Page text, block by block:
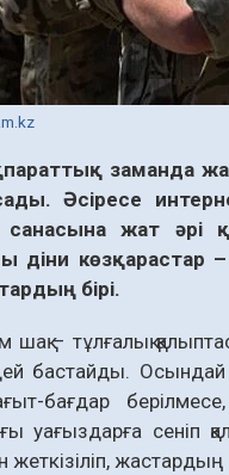
заманда
Әсіресе
жат әрі
діни көзқарастар
бірі.
шақ – тұлғалық
бастайды. Осындай
бағдар
уағыздарға сеніп
жеткізіліп,